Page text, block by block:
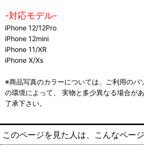
-対応モデル-
iPhone 12/12Pro
iPhone 12mini
iPhone 11/XR
iPhone X/Xs
※商品写真のカラーについては、ご利用のパ
の環境によって、 実物と多少異なる場合が
了承下さい。
このページを見た人は、こんなペー